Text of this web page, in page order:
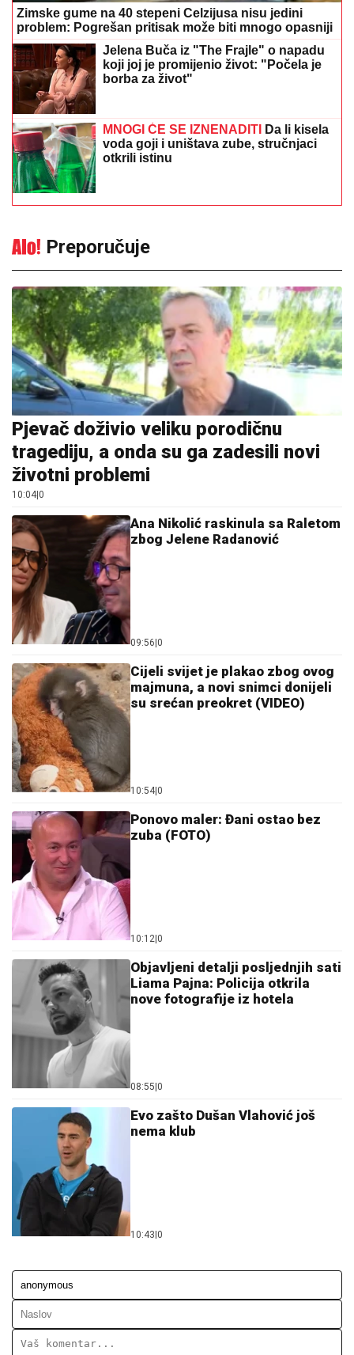
Zimske gume na 40 stepeni Celzijusa nisu jedini
problem: Pogrešan pritisak može biti mnogo opasniji
Jelena Buča iz "The Frajle" o napadu
koji joj je promijenio život: "Počela je
borba za život"
MNOGI ĆE SE IZNENADITI
Da li kisela
voda goji i uništava zube, stručnjaci
otkrili istinu
Preporučuje
Pjevač doživio veliku porodičnu
tragediju, a onda su ga zadesili novi
životni problemi
10:04 0
Ana Nikolić raskinula sa Raletom
zbog Jelene Radanović
09:56 0
Cijeli svijet je plakao zbog ovog
majmuna, a novi snimci donijeli
su srećan preokret (VIDEO)
10:54 0
Ponovo maler: Đani ostao bez
zuba (FOTO)
10:12 0
Objavljeni detalji posljednjih sati
Liama Pajna: Policija otkrila
nove fotografije iz hotela
08:55 0
Evo zašto Dušan Vlahović još
nema klub
10:43 0